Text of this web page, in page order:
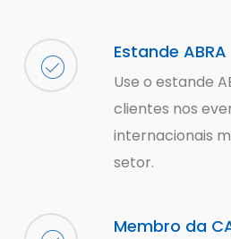
Estande ABRA
Use o estande
clientes nos
internacionais
setor.
Membro da